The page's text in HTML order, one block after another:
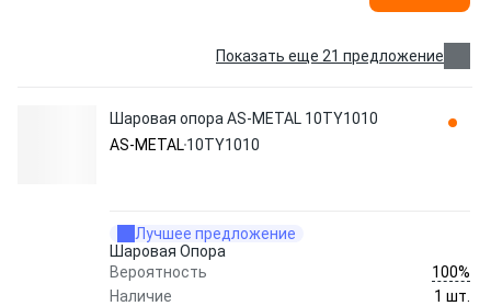
Показать еще 21 предложение
Шаровая опора AS-METAL 10TY1010
AS-METAL10TY1010
Лучшее предложение
Шаровая Опора
Вероятность
100%
Наличие
1 шт.